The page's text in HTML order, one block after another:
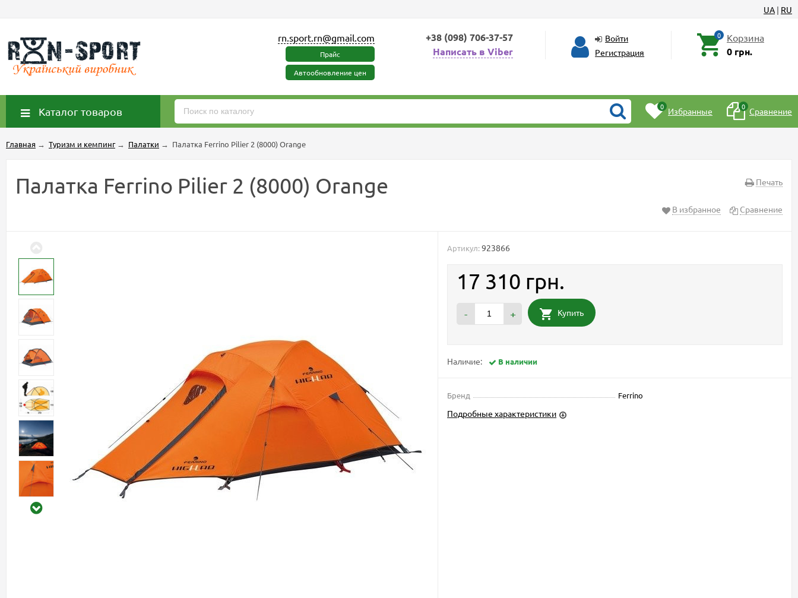
UA | RU
rn.sport.rn@gmail.com
Прайс
Автообновление цен
+38 (098) 706-37-57
Написать в Viber
Войти
Регистрация
0 Корзина
0 грн.
Каталог товаров 0 Избранные 0 Сравнение
Главная → Туризм и кемпинг→ Палатки → Палатка Ferrino Pilier 2 (8000) Orange
Печать
Палатка Ferrino Pilier 2 (8000) Orange
В избранное Сравнение
Артикул: 923866
17 310 грн.
- + Купить
Наличие: В наличии
Бренд Ferrino
Подробные характеристики